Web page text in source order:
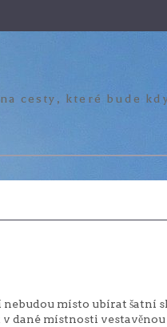
cesty, které bude
místo ubírat šatní
dané místnosti vestavěnou